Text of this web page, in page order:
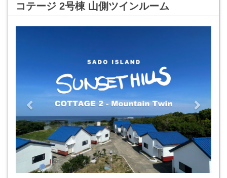
コテージ 2号棟 山側ツインルーム